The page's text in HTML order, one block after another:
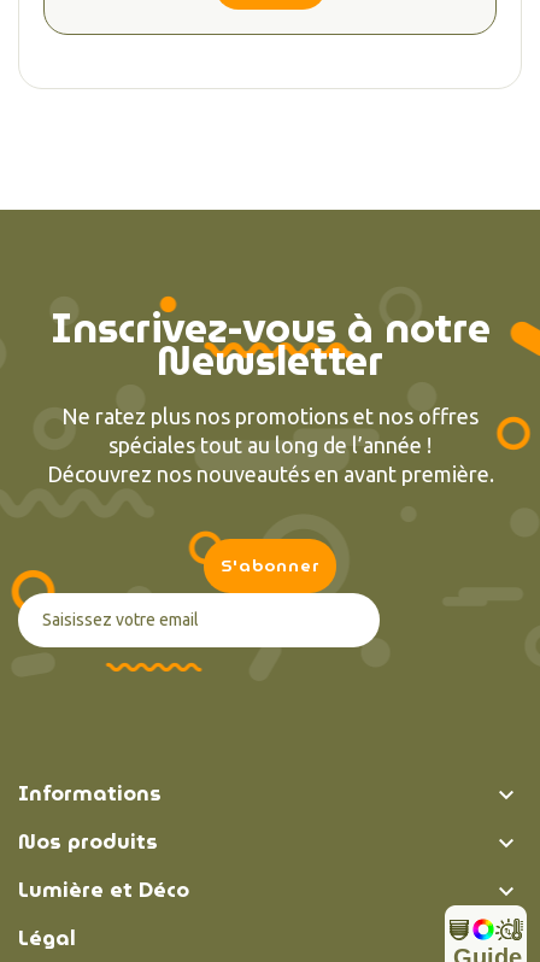
Inscrivez-vous à notre
Newsletter
Ne ratez plus nos promotions et nos offres
spéciales tout au long de l’année !
Découvrez nos nouveautés en avant première.
Informations 
Nos produits 
Lumière et Déco 
Légal 